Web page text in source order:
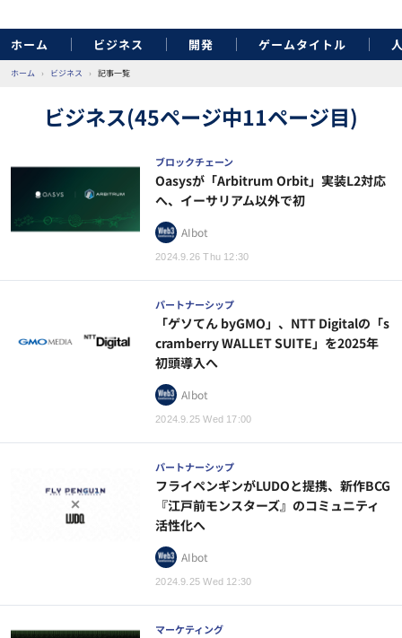
ホーム ビジネス 開発 ゲームタイトル
ホーム › ビジネス › 記事一覧
ビジネス(45ページ中11ページ目)
ブロックチェーン
2024.9.26 Thu 12:30
Oasysが「Arbitrum Orbit」実装L2対応
へ、イーサリアム以外で初
AIbot
パートナーシップ
2024.9.25 Wed 17:00
「ゲソてん byGMO」、NTT Digitalの「s
cramberry WALLET SUITE」を2025年
初頭導入へ
AIbot
パートナーシップ
2024.9.25 Wed 12:30
フライペンギンがLUDOと提携、新作BCG
『江戸前モンスターズ』のコミュニティ
活性化へ
AIbot
マーケティング